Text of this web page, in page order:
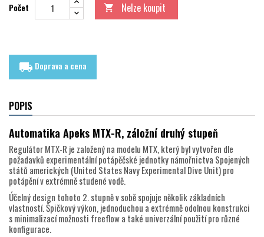
Počet  Nelze koupit
local_shipping Doprava a cena
POPIS
Automatika Apeks MTX-R, záložní druhý stupeň
Regulátor MTX-R je založený na modelu MTX, který byl vytvořen dle
požadavků experimentální potápěčské jednotky námořnictva Spojených
států amerických (United States Navy Experimental Dive Unit) pro
potápění v extrémně studené vodě.
Účelný design tohoto 2. stupně v sobě spojuje několik základních
vlastností. Špičkový výkon, jednoduchou a extrémně odolnou konstrukci
s minimalizací možnosti freeflow a také univerzální použití pro různé
konfigurace.